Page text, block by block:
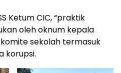
Ketum CIC, “praktik
oleh oknum kepala
sekolah termasuk
korupsi.